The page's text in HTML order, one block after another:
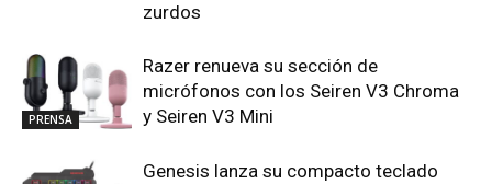
zurdos
PRENSA
Razer renueva su sección de
micrófonos con los Seiren V3 Chroma
y Seiren V3 Mini
Genesis lanza su compacto teclado